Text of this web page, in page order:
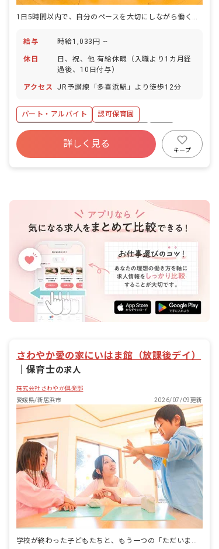
給与 時給1,033円 ~
休日
日、祝、他 有給休暇（入職より1カ月経
過後、10日付与）
アクセス JR予讃線「多喜浜駅」より徒歩12分
パート・アルバイト
認可保育園
ボーナス・賞与あり
社会保険完備
昇給昇進あり
産休育休制度
社会福祉法人
詳しく見る
キープ
さわやか愛の家にいはま館（放課後デイ）
保育士の求人
株式会社さわやか倶楽部
愛媛県/新居浜市
2026/07/09更新
学校が終わった子どもたちと、もう一つの「ただいま」をつくる場所。